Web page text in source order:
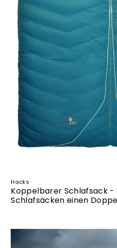
Hacks ·
Koppelbarer Schlafsack -
Schlafsäcken einen